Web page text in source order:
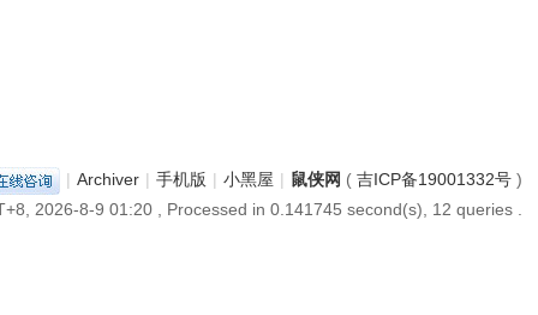
| Archiver | 手机版 | 小黑屋 | 鼠侠网 ( 吉ICP备19001332号)
2026-8-9 01:20, Processed in 0.141745 second(s), 12 queries .